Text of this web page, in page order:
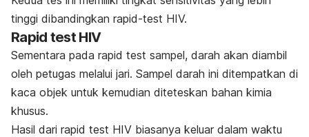
tinggi dibandingkan rapid-test HIV.
Rapid test HIV
Sementara pada rapid test sampel, darah akan diambil
oleh petugas melalui jari. Sampel darah ini ditempatkan di
kaca objek untuk kemudian diteteskan bahan kimia
khusus.
Hasil dari rapid test HIV biasanya keluar dalam waktu